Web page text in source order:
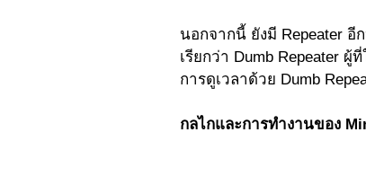
นอกจากนี้ ยังมี Repeater อี
เรียกว่า Dumb Repeater
การดูเวลาด้วย Dumb
กลไกและการทำงานของ